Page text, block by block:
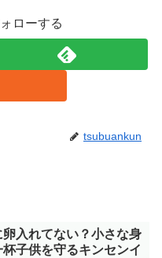
ローする
tsubuankun
卵入れてない？小さな身
子供を守るキンセンイ